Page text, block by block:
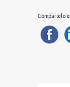
Compartelo